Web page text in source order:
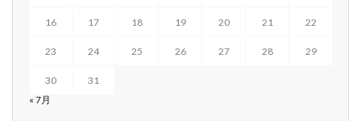
16 17 18 19 20 21 22
23 24 25 26 27 28 29
30
31
« 7月